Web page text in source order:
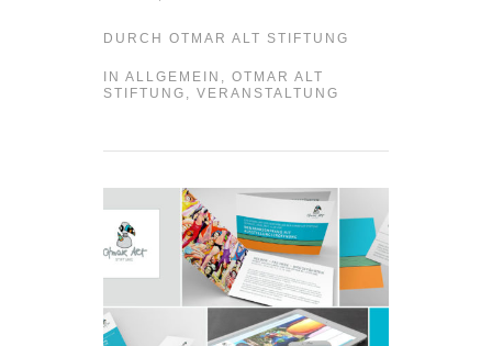
DURCH OTMAR ALT STIFTUNG
IN ALLGEMEIN , OTMAR ALT
STIFTUNG , VERANSTALTUNG